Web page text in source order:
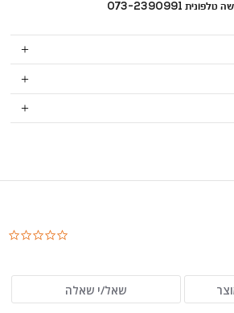
073-2390991
שאל/י שאלה